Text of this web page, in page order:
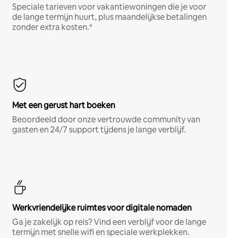
Speciale tarieven voor vakantiewoningen die je voor
de lange termijn huurt, plus maandelijkse betalingen
zonder extra kosten.*
Met een gerust hart boeken
Beoordeeld door onze vertrouwde community van
gasten en 24/7 support tijdens je lange verblijf.
Werkvriendelijke ruimtes voor digitale nomaden
Ga je zakelijk op reis? Vind een verblijf voor de lange
termijn met snelle wifi en speciale werkplekken.